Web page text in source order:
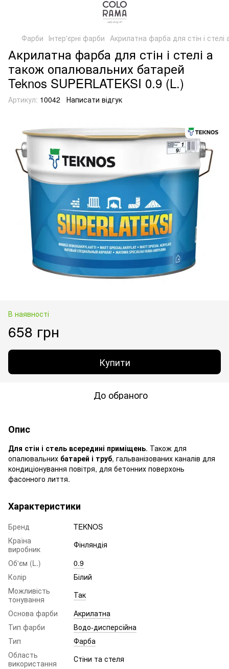
Фарби Інтер'єрні фарби Акрилатна фарба для стін і
Акрилатна фарба для стін і стелі а
також опалювальних батарей
Teknos SUPERLATEKSI 0.9 (L.)
Артикул: 10042 Написати відгук
В наявності
658 грн
Купити
До обраного
Опис
Для стін і стель всередині приміщень. Також для
опалювальних батарей і труб, гальванізованих каналів для
кондиціонування повітря, для бетонних поверхонь
фасонного лиття.
Характеристики
Бренд
TEKNOS
Країна
виробник
Фінляндія
Об'єм (L.)
0.9
Колір
Білий
Можливість
тонування
Так
Основа фарби
Акрилатна
Тип фарби
Водо-дисперсійна
Тип
Фарба
Область
використання
Стіни та стеля